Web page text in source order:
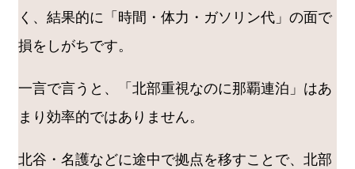
く、結果的に「時間・体力・ガソリン代」の面で
損をしがちです。
一言で言うと、「北部重視なのに那覇連泊」はあ
まり効率的ではありません。
北谷・名護などに途中で拠点を移すことで、北部